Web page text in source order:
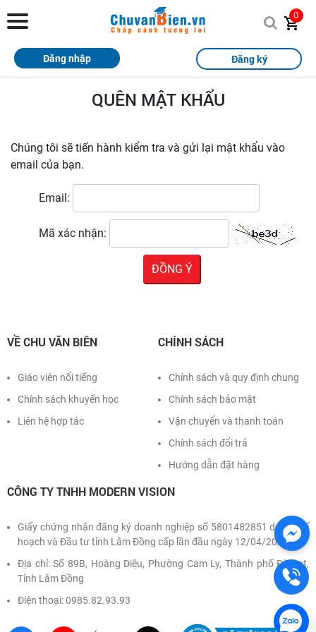
Chuvanbien.vn
Trang chủ
Khóa học
Thi Online
Tài liệu miễn phí
Học sinh xuất sắc
Giải bài tập
0
Đăng ký
Đăng nhập
QUÊN MẬT KHẨU
Chúng tôi sẽ tiến hành kiểm tra và gửi lại mật khẩu vào
email của bạn.
Email:
Mã xác nhận:
VỀ CHU VĂN BIÊN
Giáo viên nổi tiếng
Chính sách khuyến học
Liên hệ hợp tác
CHÍNH SÁCH
Chính sách và quy định chung
Chính sách bảo mật
Vận chuyển và thanh toán
Chính sách đổi trả
Hướng dẫn đặt hàng
CÔNG TY TNHH MODERN VISION
Giấy chứng nhận đăng ký doanh nghiệp số 5801482851 do Sở Kế
hoạch và Đầu tư tỉnh Lâm Đồng cấp lần đầu ngày 12/04/2022
Địa chỉ: Số 89B, Hoàng Diệu, Phường Cam Ly, Thành phố Đà Lạt,
Tỉnh Lâm Đồng
Điện thoại: 0985.82.93.93